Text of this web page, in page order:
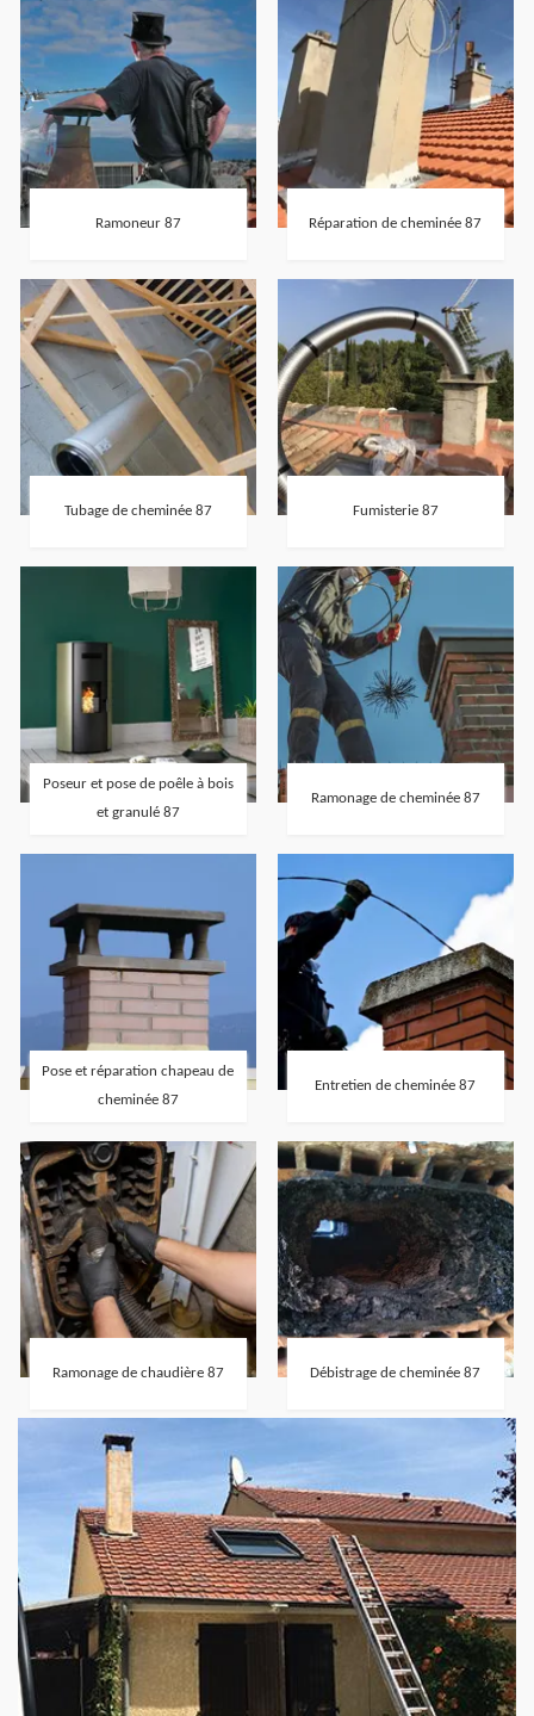
Ramoneur 87 Réparation de cheminée 87
Tubage de cheminée 87 Fumisterie 87
Poseur et pose de poêle à bois
et granulé 87
Ramonage de cheminée 87
Pose et réparation chapeau de
cheminée 87
Entretien de cheminée 87
Ramonage de chaudière 87 Débistrage de cheminée 87